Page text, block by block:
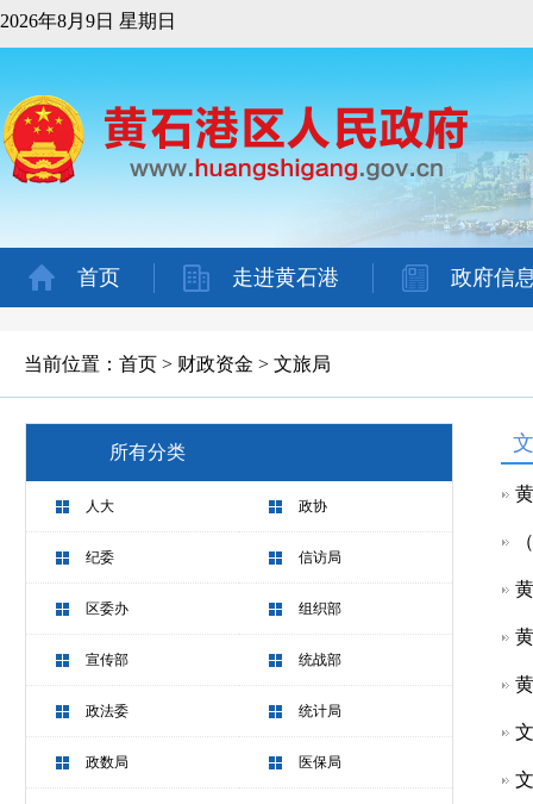
2026年8月9日 星期日
首页 走进黄石港 政府信
当前位置： 首页 > 财政资金 > 文旅局
所有分类
人大 政协
纪委 信访局
区委办 组织部
宣传部 统战部
政法委 统计局
政数局 医保局